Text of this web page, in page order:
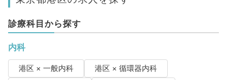
診療科目から探す
内科
港区 × 一般内科
港区 × 循環器内科